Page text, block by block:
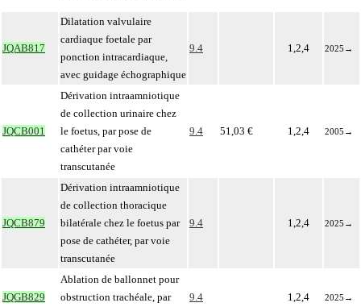
JQAB817
Dilatation valvulaire
cardiaque foetale par
ponction intracardiaque,
avec guidage échographique
9.4 1,2,4 2025 →
JQCB001
Dérivation intraamniotique
de collection urinaire chez
le foetus, par pose de
cathéter par voie
transcutanée
9.4 51,03 € 1,2,4 2005 →
JQCB879
Dérivation intraamniotique
de collection thoracique
bilatérale chez le foetus par
pose de cathéter, par voie
transcutanée
9.4 1,2,4 2025 →
JQGB829
Ablation de ballonnet pour
obstruction trachéale, par
9.4 1,2,4 2025 →